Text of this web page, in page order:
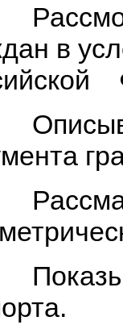
в